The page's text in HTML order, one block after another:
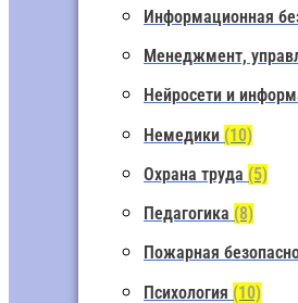
Информационная
Менеджмент,
Нейросети и
Немедики (10)
Охрана труда (5)
Педагогика (8)
Пожарная
Психология (10)